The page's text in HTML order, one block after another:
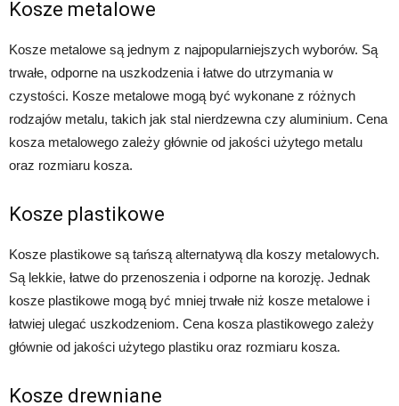
Kosze metalowe
Kosze metalowe są jednym z najpopularniejszych wyborów. Są
trwałe, odporne na uszkodzenia i łatwe do utrzymania w
czystości. Kosze metalowe mogą być wykonane z różnych
rodzajów metalu, takich jak stal nierdzewna czy aluminium. Cena
kosza metalowego zależy głównie od jakości użytego metalu
oraz rozmiaru kosza.
Kosze plastikowe
Kosze plastikowe są tańszą alternatywą dla koszy metalowych.
Są lekkie, łatwe do przenoszenia i odporne na korozję. Jednak
kosze plastikowe mogą być mniej trwałe niż kosze metalowe i
łatwiej ulegać uszkodzeniom. Cena kosza plastikowego zależy
głównie od jakości użytego plastiku oraz rozmiaru kosza.
Kosze drewniane